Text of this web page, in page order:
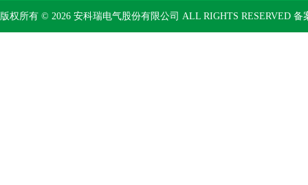
版权所有 © 2026 安科瑞电气股份有限公司 ALL RIGHTS RESERVED 备